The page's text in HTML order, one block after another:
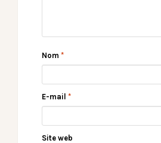
Nom *
E-mail *
Site web